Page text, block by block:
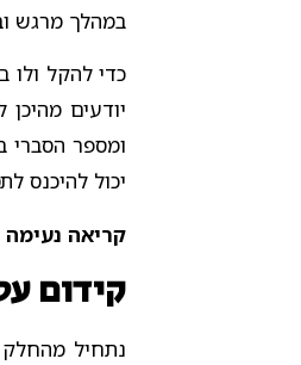
במהלך מרגש
כדי להקל
יודעים
ומספר הסברי
יכול להיכנס
קריאה נעימה
קידום
נתחיל מהחלק